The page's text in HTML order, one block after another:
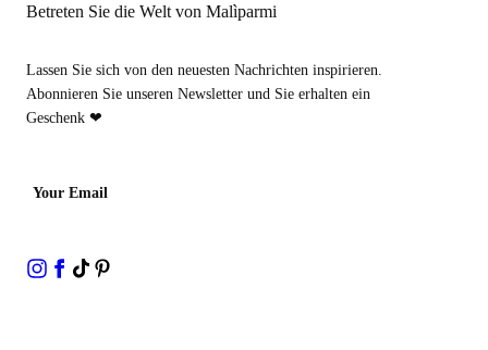
Betreten Sie die Welt von Malìparmi
Lassen Sie sich von den neuesten Nachrichten inspirieren.
Abonnieren Sie unseren Newsletter und Sie erhalten ein
Geschenk ❤
Your Email